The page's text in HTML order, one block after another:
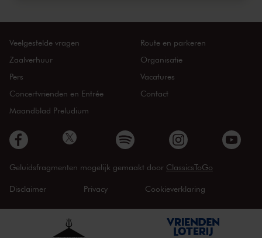
Veelgestelde vragen
Zaalverhuur
Pers
Concertvrienden en Entrée
Maandblad Preludium
Route en parkeren
Organisatie
Vacatures
Contact
Geluidsfragmenten mogelijk gemaakt door ClassicsToGo
Disclaimer Privacy Cookieverklaring